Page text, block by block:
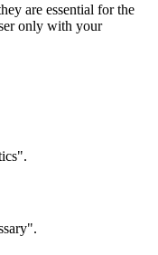
are essential for the
only with your